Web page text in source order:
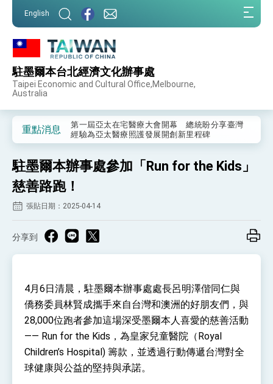
English
駐墨爾本台北經濟文化辦事處
Taipei Economic and Cultural Office,Melbourne,
Australia
重點消息
外交部重要言論
事處」，進一步深化台美交流合作
第一屆亞太在宅醫療大會開幕 總統盼分享臺灣
經驗為亞太醫療照護發展開創新里程碑
及「台灣智慧醫療與健康產業展」預告短片，向
世界展現台灣守護全球健康的創新能量
總統出訪史瓦帝尼返國談話 強調臺灣人有權利
走向世界 盼與理念相近國家共同維護國際秩序
訪問
總統與五院院長新春茶敘 盼化分歧為團結、為
國家邁出合作第一步
升級 籲請立院全力支持並盡速通過
臺美簽署「對等貿易協定」確立對等關稅15%且不
疊加 我輸美2072項產品豁免對等關稅
總統接受「法新社」（AFP）專訪內容
外交部長林佳龍於《外交事務》撰文指出：自由
世界 需要台灣，團結合作方能守護繁榮
外交部長林佳龍出席《台灣光華雜誌》50週年慶
駐墨爾本辦事處參加「Run for the Kids」
慈善路跑！
張貼日期：2025-04-14
分享到
4月6日清晨，駐墨爾本辦事處處長呂明澤偕同仁與
僑務委員林賢成攜手來自台灣和澳洲的好朋友們，與
28,000位跑者參加這場深受墨爾本人喜愛的慈善活動
—— Run for the Kids，為皇家兒童醫院（Royal
Children’s Hospital) 籌款，並透過行動傳遞台灣對全
球健康與公益的堅持與承諾。